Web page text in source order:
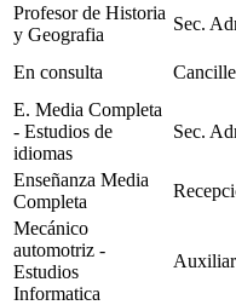
Profesor de Historia
y Geografia
Sec.
En consulta
E. Media Completa
- Estudios de
idiomas
Sec.
Enseñanza Media
Completa
Mecánico
automotriz -
Estudios
Informatica